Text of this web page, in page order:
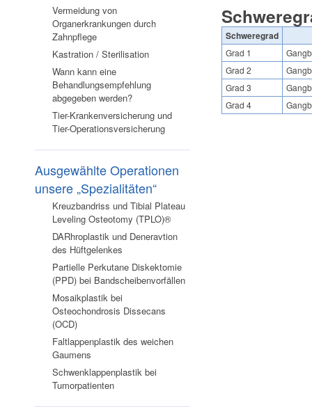
Vermeidung von
Organerkrankungen durch
Zahnpflege
Kastration / Sterilisation
Wann kann eine
Behandlungsempfehlung
abgegeben werden?
Tier-Krankenversicherung und
Tier-Operationsversicherung
Ausgewählte Operationen
unsere „Spezialitäten“
Kreuzbandriss und Tibial Plateau
Leveling Osteotomy (TPLO)®
DARhroplastik und Deneravtion
des Hüftgelenkes
Partielle Perkutane Diskektomie
(PPD) bei Bandscheibenvorfällen
Mosaikplastik bei
Osteochondrosis Dissecans
(OCD)
Faltlappenplastik des weichen
Gaumens
Schwenklappenplastik bei
Tumorpatienten
Schweregrad
Grad 1
Grad 2
Grad 3
Grad 4